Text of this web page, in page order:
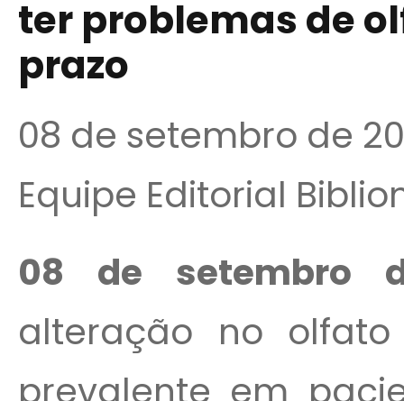
ter problemas de
prazo
08 de setembro de
Equipe Editorial
08 de setembro
alteração no